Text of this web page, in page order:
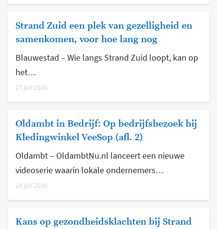
Strand Zuid een plek van gezelligheid en
samenkomen, voor hoe lang nog
Blauwestad – Wie langs Strand Zuid loopt, kan op
het…
27 juli 2026
Oldambt in Bedrijf: Op bedrijfsbezoek bij
Kledingwinkel VeeSop (afl. 2)
Oldambt – OldambtNu.nl lanceert een nieuwe
videoserie waarin lokale ondernemers…
24 juli 2026
Kans op gezondheidsklachten bij Strand